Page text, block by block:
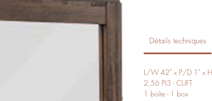
Détails techniques
L/W 42" x P/D 1" x
2,56 PI3 - CUFT
1 boîte - 1 box